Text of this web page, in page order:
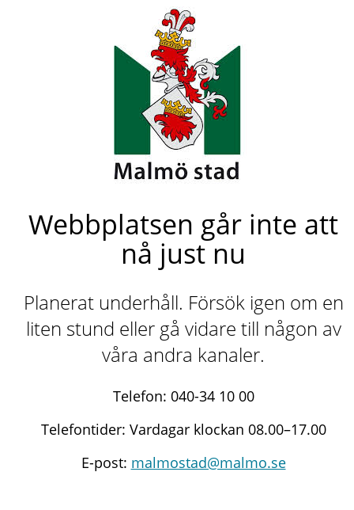
Webbplatsen går inte att
nå just nu
Planerat underhåll. Försök igen om en
liten stund eller gå vidare till någon av
våra andra kanaler.
Telefon: 040-34 10 00
Telefontider: Vardagar klockan 08.00–17.00
E-post: malmostad@malmo.se